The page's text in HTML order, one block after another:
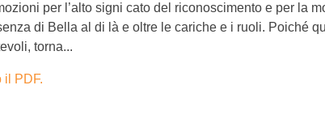
per l’alto signi cato del riconoscimento e per la
di Bella al di là e oltre le cariche e i ruoli. Poiché
torna...
il PDF.